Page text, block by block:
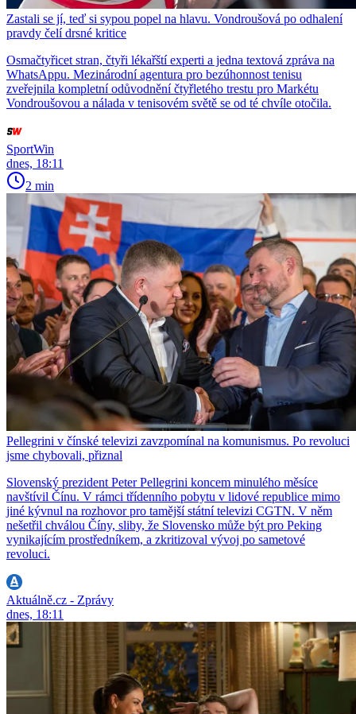
Zastali se jí, teď si sypou popel na hlavu. Vondroušová po odhalení
pravdy čelí drsné kritice
Osmačtyřicet stran, čtyři lékařští experti a jedna textová zpráva na
WhatsAppu. Mezinárodní agentura pro bezúhonnost tenisu
zveřejnila kompletní odůvodnění čtyřletého trestu pro Markétu
Vondroušovou a nálada v tenisovém světě se od té chvíle otočila.
SportWin
dnes, 18:11
2 min
Pellegrini v čínské televizi zavzpomínal na komunismus. Po revoluci
jsme chybovali, přiznal
Slovenský prezident Peter Pellegrini koncem minulého měsíce
navštívil Čínu. V rámci třídenního pobytu v lidové republice mimo
jiné kývnul na rozhovor pro tamější státní televizi CGTN. V něm
nešetřil chválou Číny, sliby, že Slovensko může být pro Peking
vynikajícím prostředníkem, a zkritizoval vývoj po sametové
revoluci.
Aktuálně.cz - Zprávy
dnes, 18:11